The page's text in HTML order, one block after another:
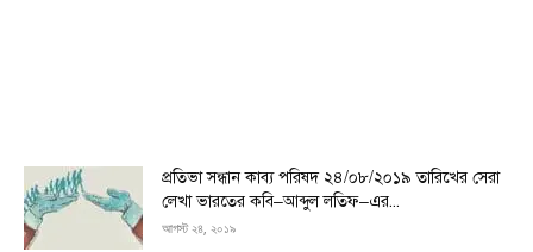
প্রতিভা সন্ধান কাব্য পরিষদ ২৪/০৮/২০১৯ তারিখের সেরা
লেখা ভারতের কবি–আব্দুল লতিফ–এর...
আগস্ট ২৪, ২০১৯